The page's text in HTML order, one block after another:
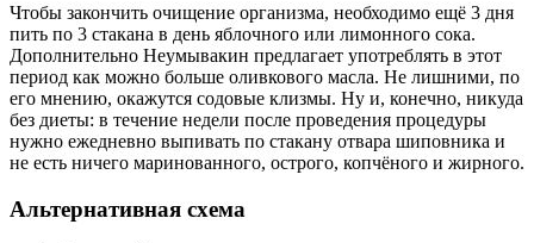
Чтобы закончить очищение организма, необходимо ещё 3 дня
пить по 3 стакана в день яблочного или лимонного сока.
Дополнительно Неумывакин предлагает употреблять в этот
период как можно больше оливкового масла. Не лишними, по
его мнению, окажутся содовые клизмы. Ну и, конечно, никуда
без диеты: в течение недели после проведения процедуры
нужно ежедневно выпивать по стакану отвара шиповника и
не есть ничего маринованного, острого, копчёного и жирного.
Альтернативная схема